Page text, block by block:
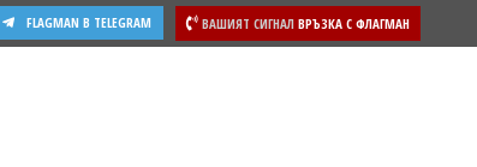
ВАШИЯТ СИГНАЛ ВРЪЗКА С ФЛАГМАН
FLAGMAN В TELEGRAM